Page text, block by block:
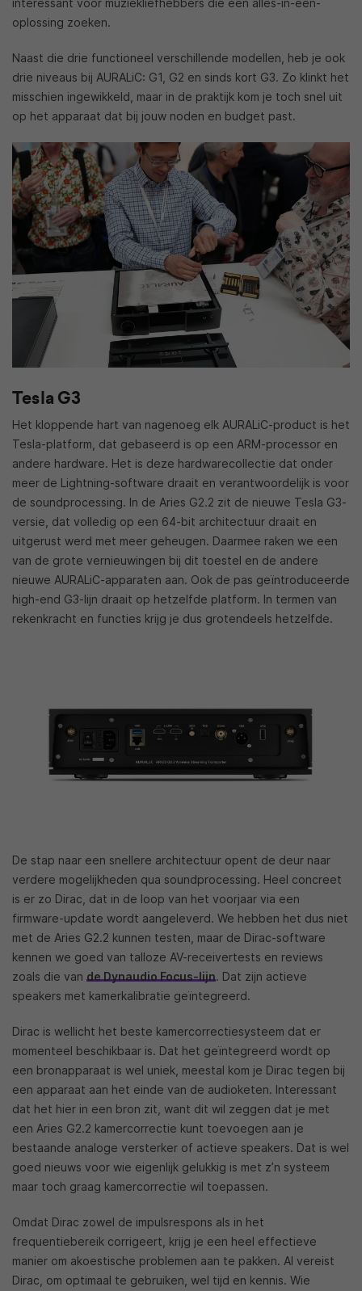
interessant voor muziekliefhebbers die een alles-in-één-
oplossing zoeken.
Naast die drie functioneel verschillende modellen, heb je ook
drie niveaus bij AURALiC: G1, G2 en sinds kort G3. Zo klinkt het
misschien ingewikkeld, maar in de praktijk kom je toch snel uit
op het apparaat dat bij jouw noden en budget past.
Tesla G3
Het kloppende hart van nagenoeg elk AURALiC-product is het
Tesla-platform, dat gebaseerd is op een ARM-processor en
andere hardware. Het is deze hardwarecollectie dat onder
meer de Lightning-software draait en verantwoordelijk is voor
de soundprocessing. In de Aries G2.2 zit de nieuwe Tesla G3-
versie, dat volledig op een 64-bit architectuur draait en
uitgerust werd met meer geheugen. Daarmee raken we een
van de grote vernieuwingen bij dit toestel en de andere
nieuwe AURALiC-apparaten aan. Ook de pas geïntroduceerde
high-end G3-lijn draait op hetzelfde platform. In termen van
rekenkracht en functies krijg je dus grotendeels hetzelfde.
De stap naar een snellere architectuur opent de deur naar
verdere mogelijkheden qua soundprocessing. Heel concreet
is er zo Dirac, dat in de loop van het voorjaar via een
firmware-update wordt aangeleverd. We hebben het dus niet
met de Aries G2.2 kunnen testen, maar de Dirac-software
kennen we goed van talloze AV-receivertests en reviews
zoals die van de Dynaudio Focus-lijn. Dat zijn actieve
speakers met kamerkalibratie geïntegreerd.
Dirac is wellicht het beste kamercorrectiesysteem dat er
momenteel beschikbaar is. Dat het geïntegreerd wordt op
een bronapparaat is wel uniek, meestal kom je Dirac tegen bij
een apparaat aan het einde van de audioketen. Interessant
dat het hier in een bron zit, want dit wil zeggen dat je met
een Aries G2.2 kamercorrectie kunt toevoegen aan je
bestaande analoge versterker of actieve speakers. Dat is wel
goed nieuws voor wie eigenlijk gelukkig is met z’n systeem
maar toch graag kamercorrectie wil toepassen.
Omdat Dirac zowel de impulsrespons als in het
frequentiebereik corrigeert, krijg je een heel effectieve
manier om akoestische problemen aan te pakken. Al vereist
Dirac, om optimaal te gebruiken, wel tijd en kennis. Wie